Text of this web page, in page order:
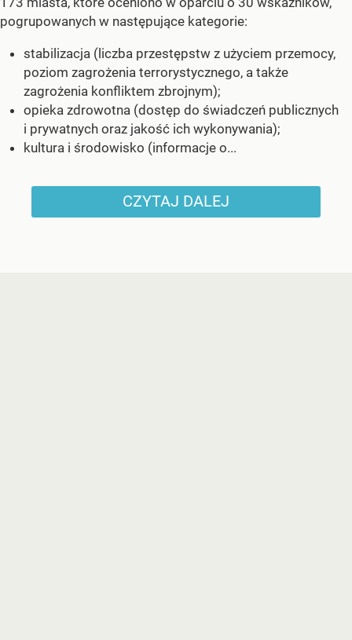
pogrupowanych w następujące kategorie:
stabilizacja (liczba przestępstw z użyciem przemocy,
poziom zagrożenia terrorystycznego, a także
zagrożenia konfliktem zbrojnym);
opieka zdrowotna (dostęp do świadczeń publicznych
i prywatnych oraz jakość ich wykonywania);
kultura i środowisko (informacje o...
CZYTAJ DALEJ